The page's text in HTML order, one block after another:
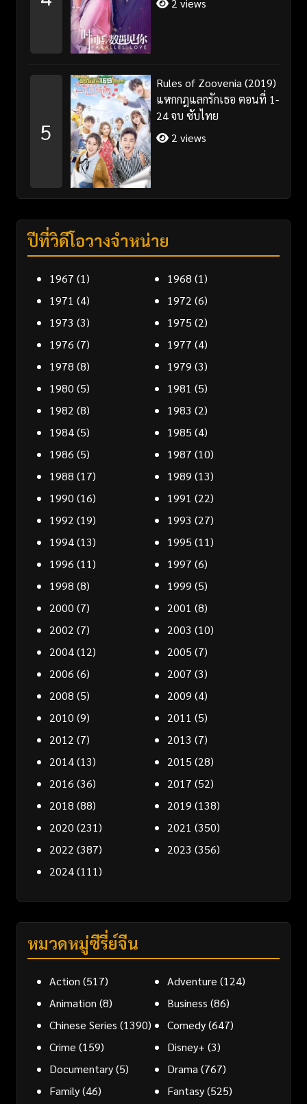
2 views
5
Rules of Zoovenia (2019)
แหกกฎแลกรักเธอ ตอนที่ 1-
24 จบ ซับไทย
2 views
ปีที่วิดีโอวางจำหน่าย
1967 (1) 1968 (1)
1971 (4) 1972 (6)
1973 (3) 1975 (2)
1976 (7) 1977 (4)
1978 (8) 1979 (3)
1980 (5) 1981 (5)
1982 (8) 1983 (2)
1984(5) 1985 (4)
1986 (5) 1987 (10)
1988 (17) 1989 (13)
1990 (16) 1991 (22)
1992 (19) 1993 (27)
1994(13) 1995 (11)
1996 (11) 1997 (6)
1998 (8) 1999 (5)
2000 (7) 2001 (8)
2002 (7) 2003 (10)
2004(12) 2005 (7)
2006 (6) 2007 (3)
2008 (5) 2009 (4)
2010 (9) 2011 (5)
2012 (7) 2013 (7)
2014(13) 2015 (28)
2016 (36) 2017 (52)
2018 (88) 2019 (138)
2020 (231) 2021 (350)
2022 (387) 2023 (356)
2024(111)
หมวดหมู่ซีรี่ย์จีน
Action (517) Adventure (124)
Animation (8) Business (86)
Chinese Series (1390) Comedy(647)
Crime (159) Disney+ (3)
Documentary(5) Drama (767)
Family(46) Fantasy(525)